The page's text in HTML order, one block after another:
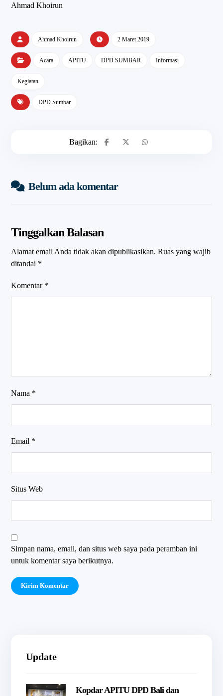
Ahmad Khoirun
Ahmad Khoirun 2 Maret 2019
Acara APITU DPD SUMBAR Informasi
Kegiatan
DPD Sumbar
Belum ada komentar
Tinggalkan Balasan
Alamat email Anda tidak akan dipublikasikan. Ruas yang wajib
ditandai *
Komentar *
Nama *
Email *
Situs Web
Simpan nama, email, dan situs web saya pada peramban ini
untuk komentar saya berikutnya.
Kirim Komentar
Update
Kopdar APITU DPD Bali dan